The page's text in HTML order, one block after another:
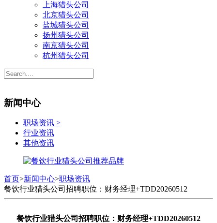
上海猎头公司
北京猎头公司
盐城猎头公司
扬州猎头公司
南京猎头公司
杭州猎头公司
新闻中心
职场资讯 >
行业资讯
其他资讯
首页>新闻中心>职场资讯
餐饮行业猎头公司招聘职位：财务经理+TDD20260512
餐饮行业猎头公司招聘职位：财务经理+TDD20260512